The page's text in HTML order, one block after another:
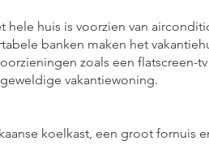
hele huis is voorzien van
banken maken het
zoals een flatscreen-
vakantiewoning.
koelkast, een groot fornuis